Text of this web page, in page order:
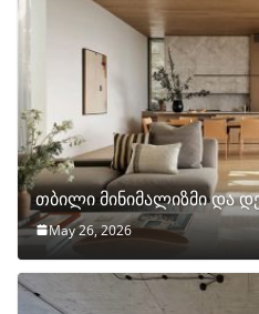
თბილი მინიმალიზმი და
May 26, 2026